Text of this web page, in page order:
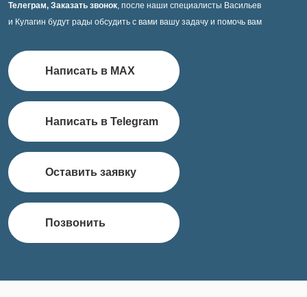
Телеграм, Заказать звонок, после наши специалисты Васильев
и Кулагин будут рады обсудить с вами вашу задачу и помочь вам
Написать в MAX
Написать в Telegram
Оставить заявку
Позвонить